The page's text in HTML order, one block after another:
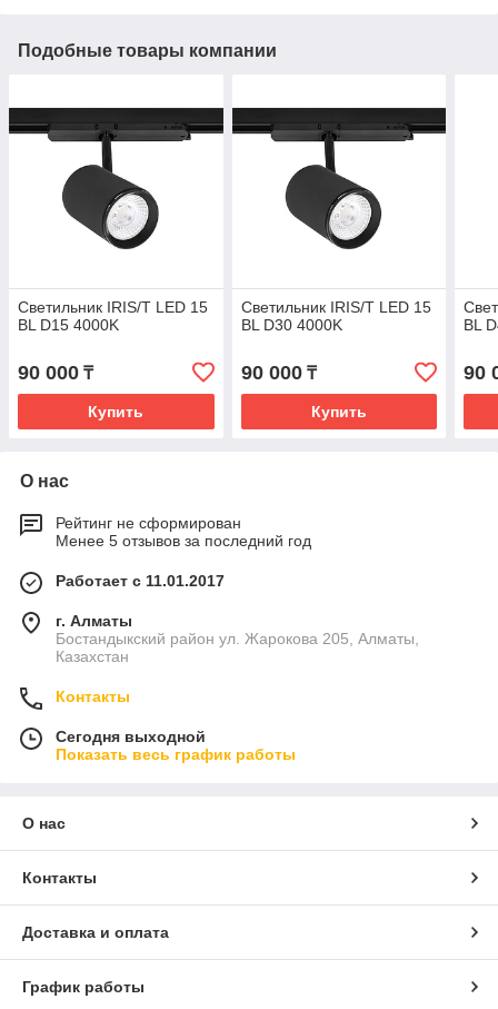
Подобные товары компании
Светильник IRIS/T LED 15
BL D15 4000K
90 000 ₸
Купить
Светильник IRIS/T LED 15
BL D30 4000K
90 000₸
Купить
BL
90
О нас
Рейтинг не сформирован
Менее 5 отзывов за последний год
Работает с 11.01.2017
г. Алматы
Бостандыкский район ул. Жарокова 205, Алматы,
Казахстан
Контакты
Сегодня выходной
Показать весь график работы
О нас
Контакты
Доставка и оплата
График работы